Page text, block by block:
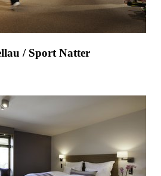
/ Sport Natter